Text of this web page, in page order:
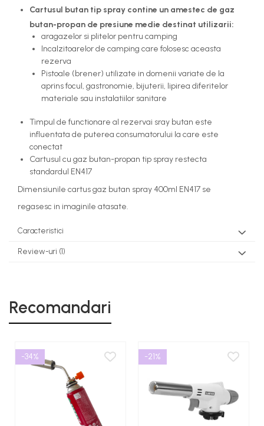
Cartusul butan tip spray contine un amestec de gaz
butan-propan de presiune medie destinat utilizarii:
aragazelor si plitelor pentru camping
Incalzitoarelor de camping care folosesc aceasta
rezerva
Pistoale (brener) utilizate in domenii variate de la
aprins focul, gastronomie, bijuterii, lipirea diferitelor
materiale sau instalatiilor sanitare
Timpul de functionare al rezervai sray butan este
influentata de puterea consumatorului la care este
conectat
Cartusul cu gaz butan-propan tip spray restecta
standardul EN417
Dimensiunile cartus gaz butan spray 400ml EN417 se
regasesc in imaginile atasate.
Caracteristici
Review-uri (1)
Recomandari
-34% -21%